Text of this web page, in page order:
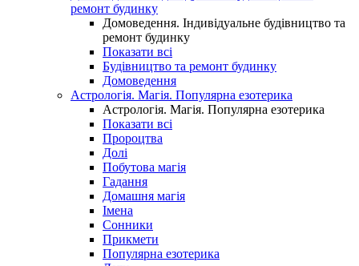
ремонт будинку
Домоведення. Індивідуальне будівництво та
ремонт будинку
Показати всі
Будівництво та ремонт будинку
Домоведення
Астрологія. Магія. Популярна езотерика
Астрологія. Магія. Популярна езотерика
Показати всі
Пророцтва
Долі
Побутова магія
Гадання
Домашня магія
Імена
Сонники
Прикмети
Популярна езотерика